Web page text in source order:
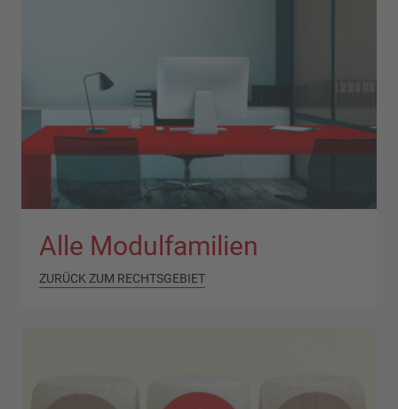
Alle Modulfamilien
ZURÜCK ZUM RECHTSGEBIET